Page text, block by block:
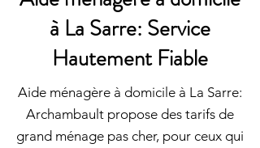
à La Sarre: Service
Hautement Fiable
Aide ménagère à domicile à La Sarre:
Archambault propose des tarifs de
grand ménage pas cher, pour ceux qui